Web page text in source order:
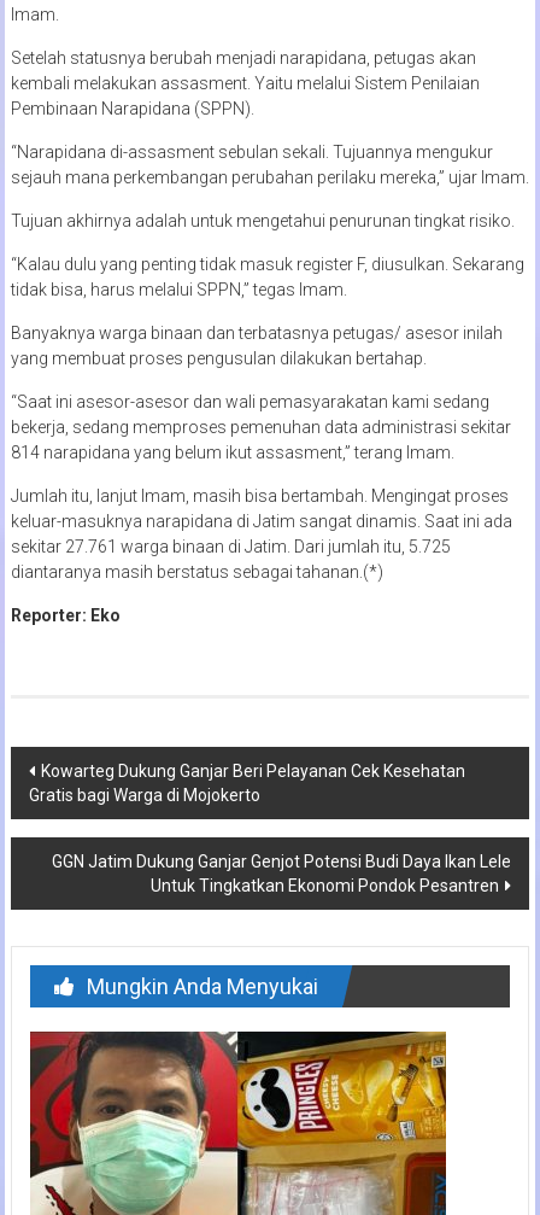
Imam.
Setelah statusnya berubah menjadi narapidana, petugas akan
kembali melakukan assasment. Yaitu melalui Sistem Penilaian
Pembinaan Narapidana (SPPN).
“Narapidana di-assasment sebulan sekali. Tujuannya mengukur
sejauh mana perkembangan perubahan perilaku mereka,” ujar Imam.
Tujuan akhirnya adalah untuk mengetahui penurunan tingkat risiko.
“Kalau dulu yang penting tidak masuk register F, diusulkan. Sekarang
tidak bisa, harus melalui SPPN,” tegas Imam.
Banyaknya warga binaan dan terbatasnya petugas/ asesor inilah
yang membuat proses pengusulan dilakukan bertahap.
“Saat ini asesor-asesor dan wali pemasyarakatan kami sedang
bekerja, sedang memproses pemenuhan data administrasi sekitar
814 narapidana yang belum ikut assasment,” terang Imam.
Jumlah itu, lanjut Imam, masih bisa bertambah. Mengingat proses
keluar-masuknya narapidana di Jatim sangat dinamis. Saat ini ada
sekitar 27.761 warga binaan di Jatim. Dari jumlah itu, 5.725
diantaranya masih berstatus sebagai tahanan.(*)
Reporter: Eko
Navigasi
pos
Kowarteg Dukung Ganjar Beri Pelayanan Cek Kesehatan
Gratis bagi Warga di Mojokerto
GGN Jatim Dukung Ganjar Genjot Potensi Budi Daya Ikan Lele
Untuk Tingkatkan Ekonomi Pondok Pesantren
Mungkin Anda Menyukai